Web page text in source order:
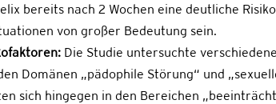
bereits nach 2 Wochen eine deutliche
von großer Bedeutung sein.
Die Studie untersuchte
Domänen „pädophile Störung“ und
sich hingegen in den Bereichen